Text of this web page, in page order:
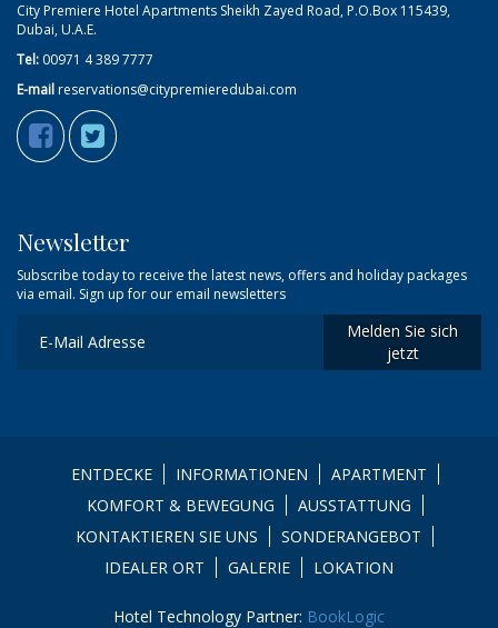
City Premiere Hotel Apartments Sheikh Zayed Road, P.O.Box 115439,
Dubai, U.A.E.
Tel: 00971 4 389 7777
E-mailreservations@citypremieredubai.com
Newsletter
Subscribe today to receive the latest news, offers and holiday packages
via email. Sign up for our email newsletters
Melden Sie sich
jetzt
ENTDECKE INFORMATIONEN
APARTMENT
KOMFORT & BEWEGUNG
AUSSTATTUNG
KONTAKTIEREN SIE UNS
SONDERANGEBOT
IDEALER ORT
GALERIE LOKATION
Hotel Technology Partner: BookLogic